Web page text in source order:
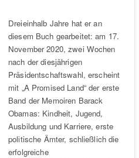
Dreieinhalb Jahre hat er an
diesem Buch gearbeitet: am 17.
November 2020, zwei Wochen
nach der diesjährigen
Präsidentschaftswahl, erscheint
mit „A Promised Land“ der erste
Band der Memoiren Barack
Obamas: Kindheit, Jugend,
Ausbildung und Karriere, erste
politische Ämter, schließlich die
erfolgreiche